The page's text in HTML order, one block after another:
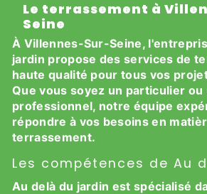
Le terrassement à
Seine
À Villennes-Sur-Seine,
jardin propose des services de
haute qualité pour tous vos
Que vous soyez un particulier ou
professionnel, notre équipe
répondre à vos besoins en
terrassement.
Les compétences de Au
Au delà du jardin est spécialisé